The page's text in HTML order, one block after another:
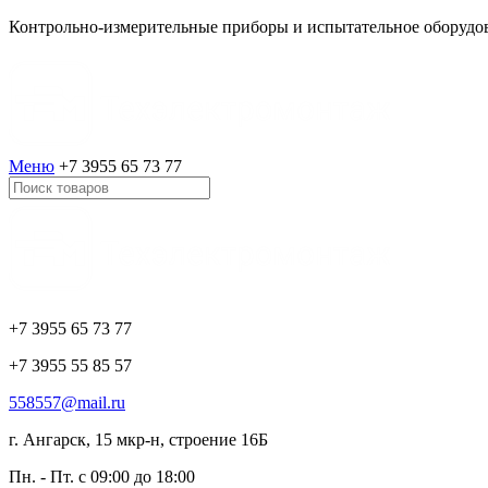
Контрольно-измерительные приборы и испытательное
Меню +7 3955 65 73 77
+7 3955 65 73 77
+7 3955 55 85 57
558557@mail.ru
г. Ангарск, 15 мкр-н, строение 16Б
Пн. - Пт. с 09:00 до 18:00